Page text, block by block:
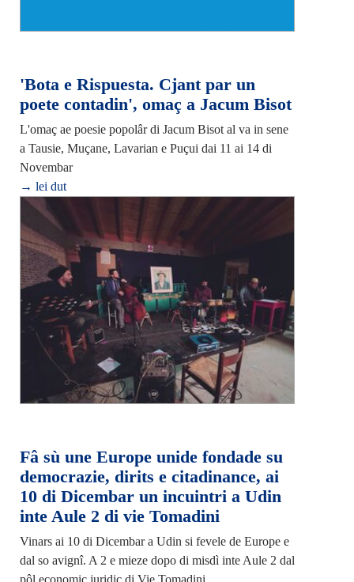
'Bota e Rispuesta. Cjant par un
poete contadin', omaç a Jacum Bisot
L'omaç ae poesie popolâr di Jacum Bisot al va in sene
a Tausie, Muçane, Lavarian e Puçui dai 11 ai 14 di
Novembar
→ lei dut
Fâ sù une Europe unide fondade su
democrazie, dirits e citadinance, ai
10 di Dicembar un incuintri a Udin
inte Aule 2 di vie Tomadini
Vinars ai 10 di Dicembar a Udin si fevele de Europe e
dal so avignî. A 2 e mieze dopo di misdì inte Aule 2 dal
pôl economic juridic di Vie Tomadini…